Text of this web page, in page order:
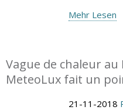
Mehr Lesen
Vague de chaleur
MeteoLux fait un
21-11-2018